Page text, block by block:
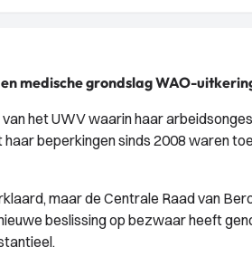
medische grondslag WAO-
het UWV waarin haar
beperkingen sinds 2008 waren
maar de Centrale Raad van
beslissing op bezwaar heeft